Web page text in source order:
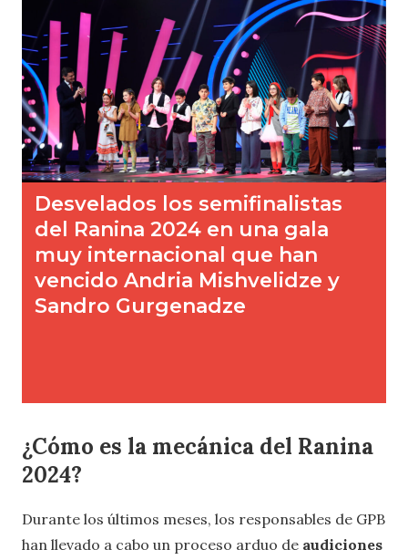
¿Cómo es la mecánica del Ranina
2024?
Durante los últimos meses, los responsables de GPB
han llevado a cabo un proceso arduo de audiciones